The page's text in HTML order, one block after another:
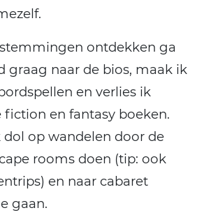
ontdekken ga
graag naar de bios, maak ik
en verlies ik
fiction en fantasy boeken.
dol op wandelen door de
rooms doen (tip: ook
en naar cabaret
gaan.